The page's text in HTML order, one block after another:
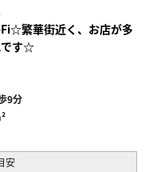
録
繁華街近く、お店が多
です☆
9分
安